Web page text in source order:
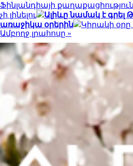
Ֆինլանդիայի
չի լինելու
Ալիևը նամակ է
առաջիկա օրերին
Կիրակի օրը
Ամբողջ լրահոսը »